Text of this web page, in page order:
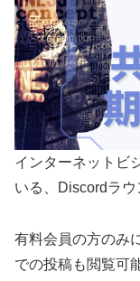
インターネットビ
いる、Discordラウ
有料会員の方のみ
での投稿も閲覧可